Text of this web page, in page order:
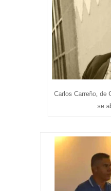
Carlos Carreño, de
se